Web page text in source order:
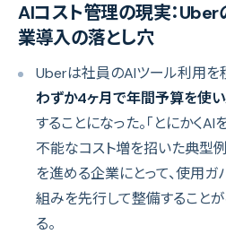
AIコスト管理の現実：
業導入の落とし穴
Uberは社員のAIツール利用を
わずか4ヶ月で年間予算を使
することになった。「とにかく
不能なコスト増を招いた典型
を進める企業にとって、使用
組みを先行して整備すること
る。